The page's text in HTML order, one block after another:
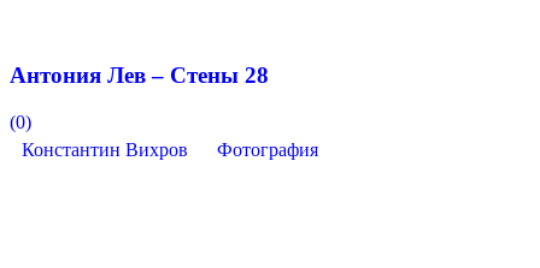
Антония Лев – Стены 28
(0)
Константин Вихров
Фотография